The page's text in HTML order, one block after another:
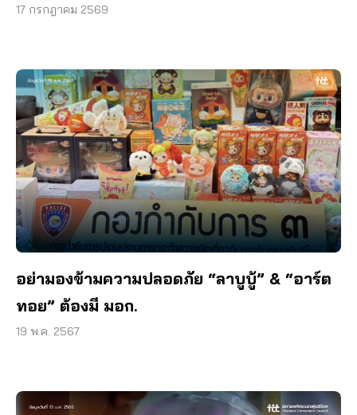
17 กรกฎาคม 2569
อย่ามองข้ามความปลอดภัย “ลาบูบู้” & “อาร์ต
ทอย” ต้องมี มอก.
19 พ.ค. 2567